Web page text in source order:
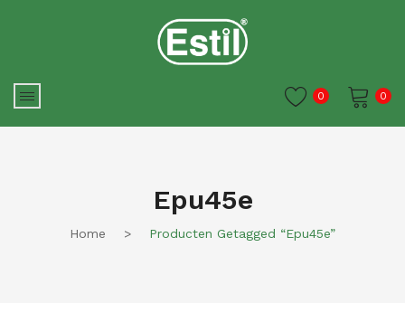
0
0
Epu45e
Home > Producten Getagged “epu45e”